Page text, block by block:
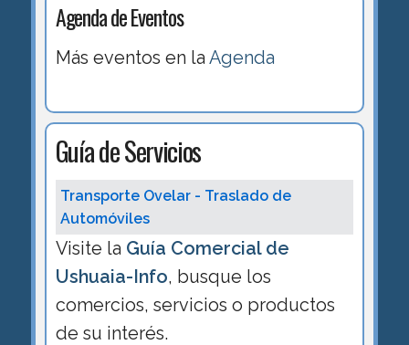
Agenda de Eventos
Más eventos en la Agenda
Guía de Servicios
Transporte Ovelar - Traslado de
Automóviles
Visite la Guía Comercial de
Ushuaia-Info, busque los
comercios, servicios o productos
de su interés.